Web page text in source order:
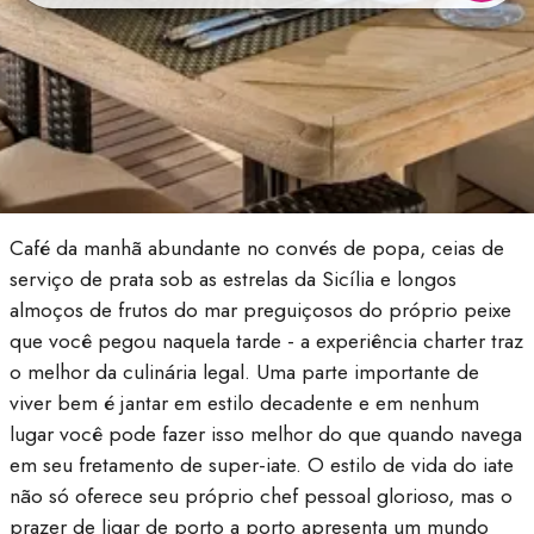
Café da manhã abundante no convés de popa, ceias de
serviço de prata sob as estrelas da Sicília e longos
almoços de frutos do mar preguiçosos do próprio peixe
que você pegou naquela tarde - a experiência charter traz
o melhor da culinária legal. Uma parte importante de
viver bem é jantar em estilo decadente e em nenhum
lugar você pode fazer isso melhor do que quando navega
em seu fretamento de super-iate. O estilo de vida do iate
não só oferece seu próprio chef pessoal glorioso, mas o
prazer de ligar de porto a porto apresenta um mundo